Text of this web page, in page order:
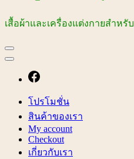
เสื้อผ้าและเครื่องแต่งกายสำห
โปรโมชั่น
สินค้าของเรา
My account
Checkout
เกี่ยวกับเรา